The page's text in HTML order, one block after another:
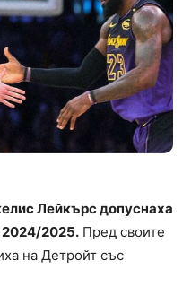
Лейкърс допуснаха
2024/2025. Пред своите
на Детройт със